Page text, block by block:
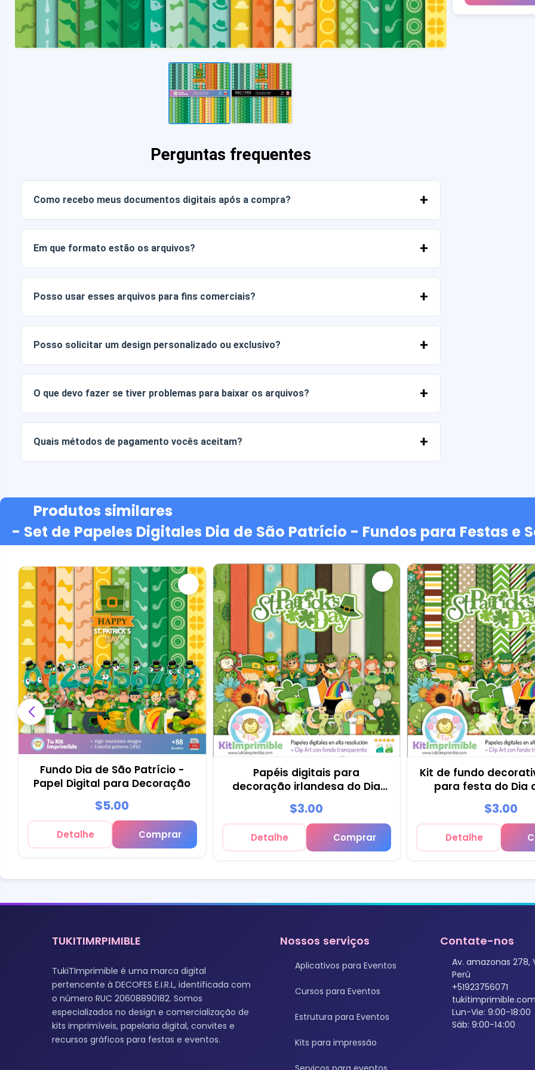
Perguntas frequentes
Como recebo meus documentos digitais após a compra?
Em que formato estão os arquivos?
Posso usar esses arquivos para fins comerciais?
Posso solicitar um design personalizado ou exclusivo?
O que devo fazer se tiver problemas para baixar os arquivos?
Quais métodos de pagamento vocês aceitam?
Produtos similares
- Set de Papeles Digitales Dia de São Patrício - Fundos para Festas e
Fundo Dia de São Patrício -
Papel Digital para Decoração
$5.00
Detalhe Comprar
Papéis digitais para
decoração irlandesa do Dia
de São Patrício - M1
$3.00
Detalhe Comprar
Kit de fundo
para festa do Dia
Patrício - M2
$3.00
Detalhe
TUKITIMRPIMIBLE
TukiTImprimible é uma marca digital
pertencente à DECOFES E.I.R.L, identificada com
o número RUC 20608890182. Somos
especializados no design e comercialização de
kits imprimíveis, papelaria digital, convites e
recursos gráficos para festas e eventos.
Nossos serviços
Aplicativos para Eventos
Cursos para Eventos
Estrutura para Eventos
Kits para impressão
Contate-nos
Av. amazonas 278,
Perú
+51923756071
Lun-Vie: 9:00-18:00
Sáb: 9:00-14:00